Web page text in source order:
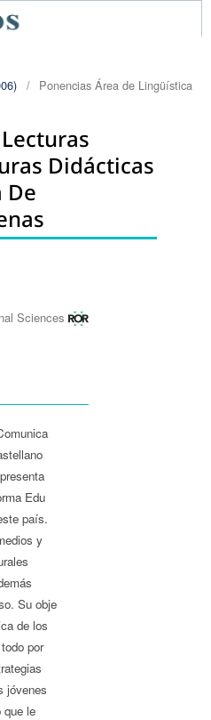
/ Ponencias Área de Lingüística
Didácticas
De
Sciences
Edu­
país.
y
Su obje­
de los
por
jóvenes
que le